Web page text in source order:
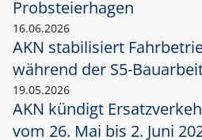
Probsteierhagen
16.06.2026
AKN stabilisiert
während der S5-
19.05.2026
AKN kündigt
vom 26. Mai bis 2. Juni